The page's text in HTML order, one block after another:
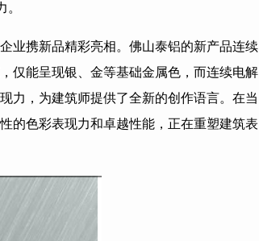
业携新品精彩亮相。佛山泰铝的新产品连续
仅能呈现银、金等基础金属色，而连续电解
力，为建筑师提供了全新的创作语言。在当
的色彩表现力和卓越性能，正在重塑建筑表